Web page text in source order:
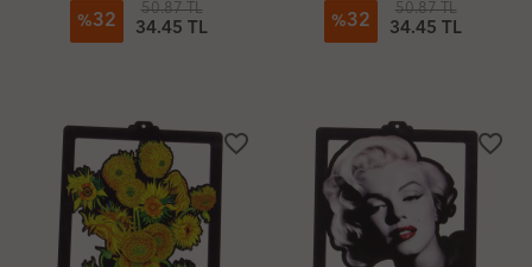
%32
50.87 TL
34.45 TL %32
50.87 TL
34.45 TL
favorite_border favorite_border